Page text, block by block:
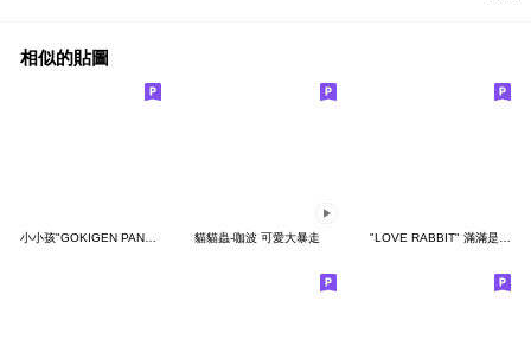
相似的貼圖
小小孩"GOKIGEN PANDA" 台灣版 貓貓蟲-咖波 可愛大暴走 "LOVE RABBIT" 滿滿是愛 台灣版